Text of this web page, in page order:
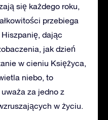
się każdego roku,
przebiega
dając
jak dzień
w cieniu Księżyca,
niebo, to
za jedno z
w życiu.